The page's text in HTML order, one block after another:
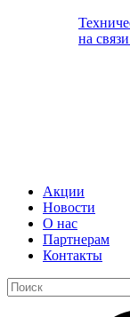
на
Акции
Новости
О нас
Партнерам
Контакты